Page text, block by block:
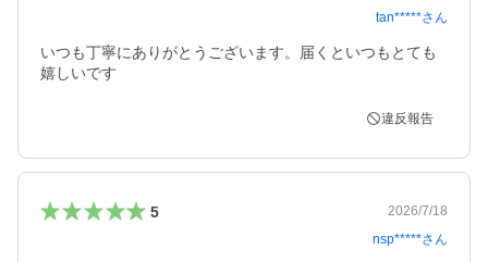
tan*****さん
いつも丁寧にありがとうございます。届くといつもとても
嬉しいです
違反報告
5
2026/7/18
nsp*****さん